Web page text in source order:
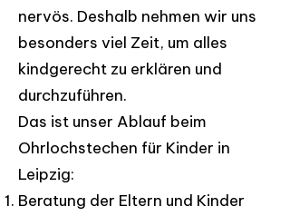
nervös. Deshalb nehmen wir uns
besonders viel Zeit, um alles
kindgerecht zu erklären und
durchzuführen.
Das ist unser Ablauf beim
Ohrlochstechen für Kinder in
Leipzig:
Beratung der Eltern und Kinder